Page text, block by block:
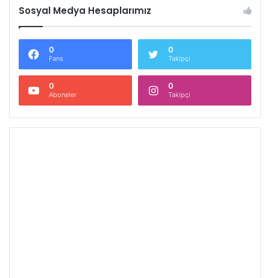
Sosyal Medya Hesaplarımız
0
Fans
0
Takipçi
0
Aboneler
0
Takipçi